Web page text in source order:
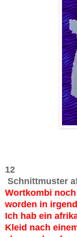
12
Schnittmuster
Wortkombi
worden in
Ich hab ein
Kleid nach